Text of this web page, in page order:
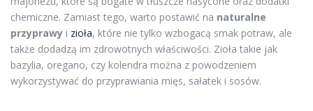
chemiczne. Zamiast tego, warto postawić na naturalne
przyprawy i zioła, które nie tylko wzbogacą smak potraw, ale
także dodadzą im zdrowotnych właściwości. Zioła takie jak
bazylia, oregano, czy kolendra można z powodzeniem
wykorzystywać do przyprawiania mięs, sałatek i sosów.